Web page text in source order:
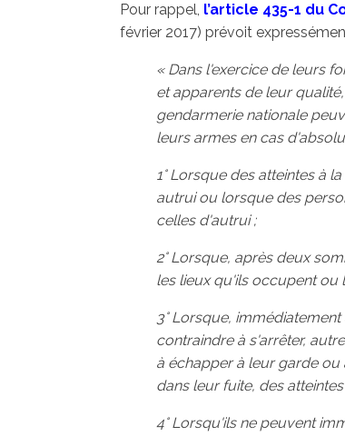
Pour rappel, l’article 435-1 du
février 2017) prévoit
« Dans l'exercice de leurs
et apparents de leur
gendarmerie nationale
leurs armes en cas
1° Lorsque des atteintes à
autrui ou lorsque des
celles d'autrui ;
2° Lorsque, après deux
les lieux qu'ils occupent ou
3° Lorsque,
contraindre à s'arrêter,
à échapper à leur garde
dans leur fuite, des
4° Lorsqu'ils ne peuvent